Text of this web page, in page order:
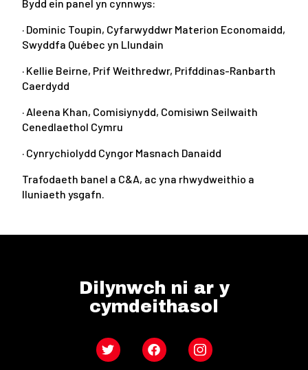
Bydd ein panel yn cynnwys:
· Dominic Toupin, Cyfarwyddwr Materion Economaidd,
Swyddfa Québec yn Llundain
· Kellie Beirne, Prif Weithredwr, Prifddinas-Ranbarth
Caerdydd
· Aleena Khan, Comisiynydd, Comisiwn Seilwaith
Cenedlaethol Cymru
· Cynrychiolydd Cyngor Masnach Danaidd
Trafodaeth banel a C&A, ac yna rhwydweithio a
lluniaeth ysgafn.
Dilynwch ni ar y
cymdeithasol
Twitter FacebookInstagram